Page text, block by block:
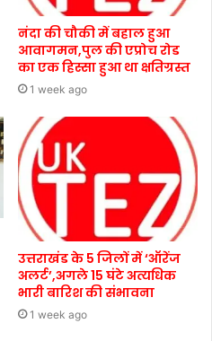
नंदा की चौकी में बहाल हुआ
आवागमन,पुल की एप्रोच रोड
का एक हिस्सा हुआ था क्षतिग्रस्त
1 week ago
उत्तराखंड के 5 जिलों में ‘ऑरेंज
अलर्ट’,अगले 15 घंटे अत्यधिक
भारी बारिश की संभावना
1 week ago